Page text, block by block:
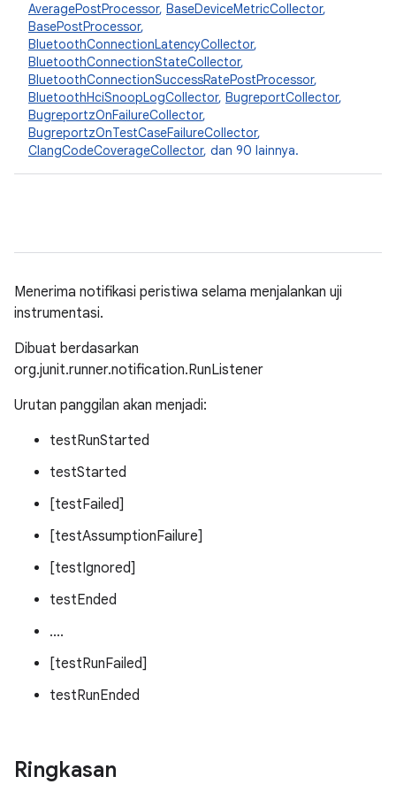
AveragePostProcessor, BaseDeviceMetricCollector,
BasePostProcessor,
BluetoothConnectionLatencyCollector,
BluetoothConnectionStateCollector,
BluetoothConnectionSuccessRatePostProcessor,
BluetoothHciSnoopLogCollector, BugreportCollector,
BugreportzOnFailureCollector,
BugreportzOnTestCaseFailureCollector,
ClangCodeCoverageCollector, dan 90 lainnya.
Menerima notifikasi peristiwa selama menjalankan uji
instrumentasi.
Dibuat berdasarkan
org.junit.runner.notification.RunListener
Urutan panggilan akan menjadi:
testRunStarted
testStarted
[testFailed]
[testAssumptionFailure]
[testIgnored]
testEnded
....
[testRunFailed]
testRunEnded
Ringkasan